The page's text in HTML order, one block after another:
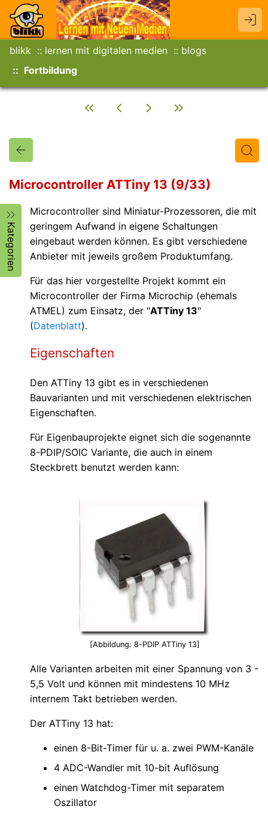
blikk lernen mit digitalen medien
blogs
Fortbildung
Titel Text Autor/in
Microcontroller ATTiny 13 (9/33)
Kategorien
Microcontroller sind Miniatur-Prozessoren, die mit
geringem Aufwand in eigene Schaltungen
eingebaut werden können. Es gibt verschiedene
Anbieter mit jeweils großem Produktumfang.
Für das hier vorgestellte Projekt kommt ein
Microcontroller der Firma Microchip (ehemals
ATMEL) zum Einsatz, der "ATTiny 13"
(Datenblatt).
Eigenschaften
Den ATTiny 13 gibt es in verschiedenen
Bauvarianten und mit verschiedenen elektrischen
Eigenschaften.
Für Eigenbauprojekte eignet sich die sogenannte
8-PDIP/SOIC Variante, die auch in einem
Steckbrett benutzt werden kann:
[Abbildung: 8-PDIP ATTiny 13]
Alle Varianten arbeiten mit einer Spannung von 3 -
5,5 Volt und können mit mindestens 10 MHz
internem Takt betrieben werden.
Der ATTiny 13 hat:
einen 8-Bit-Timer für u. a. zwei PWM-Kanäle
4 ADC-Wandler mit 10-bit Auflösung
einen Watchdog-Timer mit separatem
Oszillator